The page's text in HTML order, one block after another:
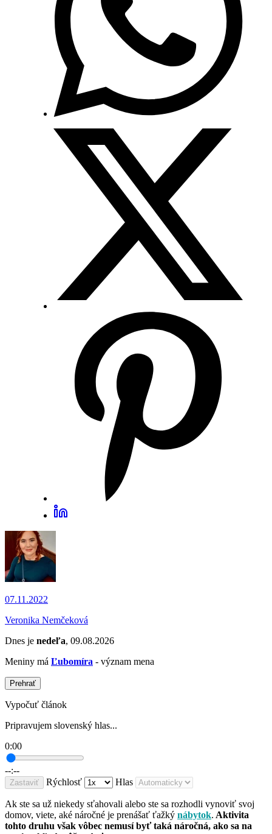
07.11.2022
Veronika Nemčeková
Dnes je nedeľa, 09.08.2026
Meniny má Ľubomíra - význam mena
Prehrať
Vypočuť článok
Pripravujem slovenský hlas...
0:00
--:--
Zastaviť Rýchlosť Hlas
Ak ste sa už niekedy sťahovali alebo ste sa rozhodli vynoviť svoj
domov, viete, aké náročné je prenášať ťažký nábytok. Aktivita
tohto druhu však vôbec nemusí byť taká náročná, ako sa na